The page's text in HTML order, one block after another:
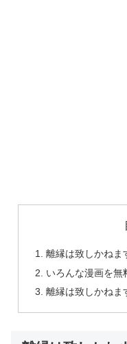
離縁は致しかねま
いろんな漫画を無
離縁は致しかねま